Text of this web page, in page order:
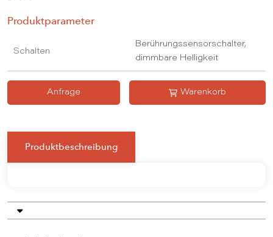
Produktparameter
Schalten
Berührungssensorschalter,
dimmbare Helligkeit
Anfrage Warenkorb
Produktbeschreibung